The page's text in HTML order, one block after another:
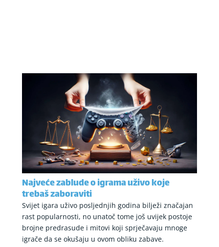
Najveće zablude o igrama uživo koje
trebaš zaboraviti
Svijet igara uživo posljednjih godina bilježi značajan
rast popularnosti, no unatoč tome još uvijek postoje
brojne predrasude i mitovi koji sprječavaju mnoge
igrače da se okušaju u ovom obliku zabave.